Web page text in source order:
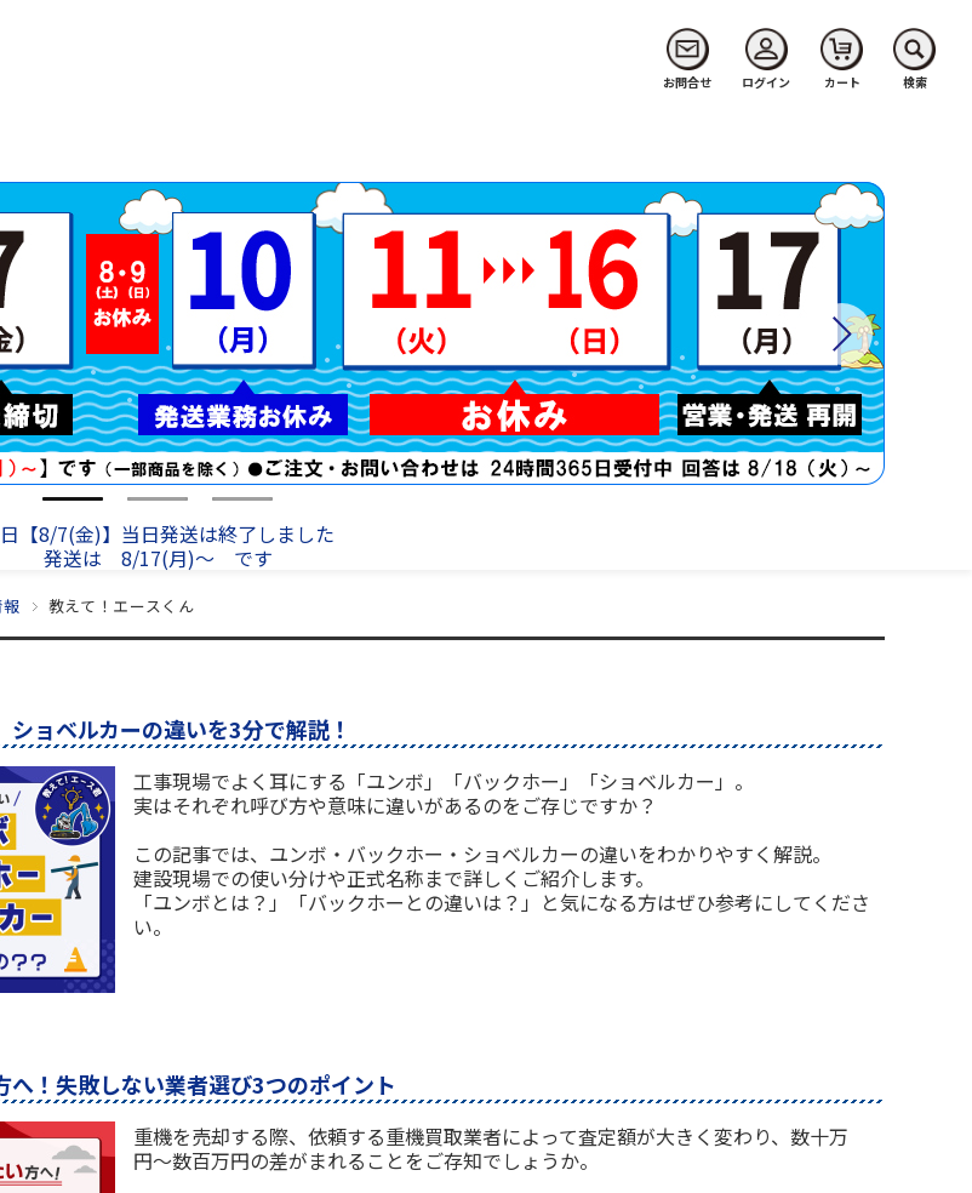
お問合せ ログイン カート 検索
【8/7(金)】当日発送は終了しました
発送は 8/17(月)～ です
教えて！エースくん
ョベルカーの違いを3分で解説！
工事現場でよく耳にする「ユンボ」「バックホー」「ショベルカー」。
実はそれぞれ呼び方や意味に違いがあるのをご存じですか？
この記事では、ユンボ・バックホー・ショベルカーの違いをわかりやすく解説。
建設現場での使い分けや正式名称まで詳しくご紹介します。
「ユンボとは？」「バックホーとの違いは？」と気になる方はぜひ参考にしてくださ
い。
へ！失敗しない業者選び3つのポイント
重機を売却する際、依頼する重機買取業者によって査定額が大きく変わり、数十万
円〜数百万円の差がまれることをご存知でしょうか。